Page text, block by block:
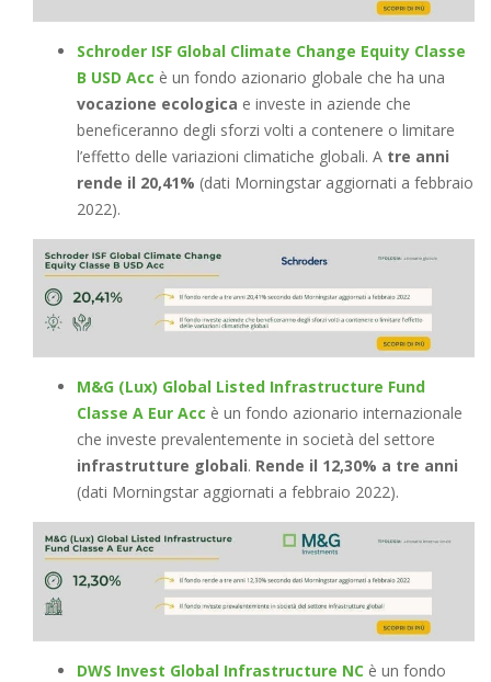
Schroder ISF Global Climate Change Equity Classe
B USD Acc è un fondo azionario globale che ha una
vocazione ecologica e investe in aziende che
beneficeranno degli sforzi volti a contenere o limitare
l’effetto delle variazioni climatiche globali. A tre anni
rende il 20,41% (dati Morningstar aggiornati a febbraio
2022).
M&G (Lux) Global Listed Infrastructure Fund
Classe A Eur Acc è un fondo azionario internazionale
che investe prevalentemente in società del settore
infrastrutture globali. Rende il 12,30% a tre anni
(dati Morningstar aggiornati a febbraio 2022).
DWS Invest Global Infrastructure NC è un fondo